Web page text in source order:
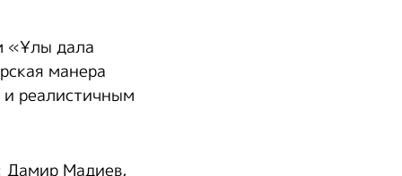
«Ұлы дала
манера
и реалистичным
Дамир Мадиев,